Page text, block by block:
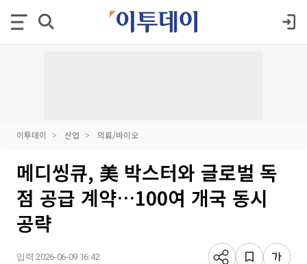
이투데이 산업 의료/바이오
메디씽큐, 美 박스터와 글로벌 독
점 공급 계약…100여 개국 동시
공략
입력 2026-06-09 16:42